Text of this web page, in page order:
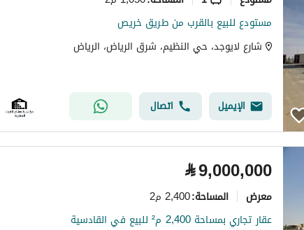
مستودع للبيع بالقرب من طريق خريص
شارع لايوجد، حي النظيم، شرق الرياض، الرياض
الإيميل اتصال
⃁9,000,000
معرض المساحة:2,400 م2
عقار تجاري بمساحة 2,400 م² للبيع في القادسية